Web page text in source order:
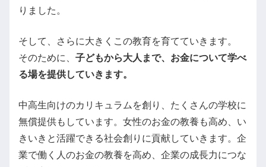
りました。
そして、さらに大きくこの教育を育てていきます。
そのために、 子どもから大人まで、お金について学べ
る場を提供していきます。
中高生向けのカリキュラムを創り、たくさんの学校に
無償提供もしています。女性のお金の教養も高め、い
きいきと活躍できる社会創りに貢献していきます。企
業で働く人のお金の教養を高め、企業の成長力につな